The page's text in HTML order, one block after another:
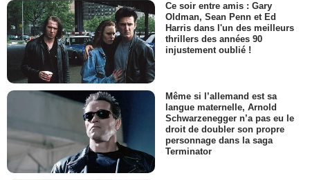
Ce soir entre amis : Gary
Oldman, Sean Penn et Ed
Harris dans l'un des meilleurs
thrillers des années 90
injustement oublié !
Même si l’allemand est sa
langue maternelle, Arnold
Schwarzenegger n’a pas eu le
droit de doubler son propre
personnage dans la saga
Terminator